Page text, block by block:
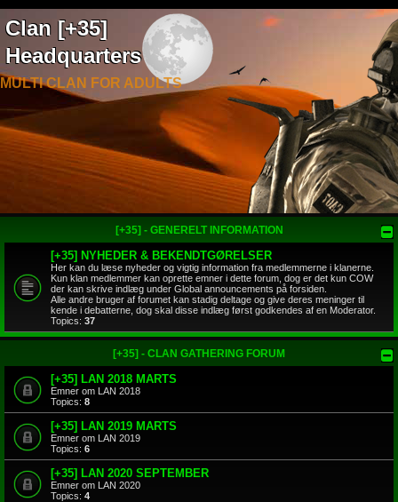
Clan [+35]
Headquarters
MULTI CLAN FOR ADULTS
[+35] - GENERELT INFORMATION
[+35] NYHEDER & BEKENDTGØRELSER
Her kan du læse nyheder og vigtig information fra medlemmerne i klanerne.
Kun klan medlemmer kan oprette emner i dette forum, dog er det kun COW
der kan skrive indlæg under Global announcements på forsiden.
Alle andre bruger af forumet kan stadig deltage og give deres meninger til
kende i debatterne, dog skal disse indlæg først godkendes af en Moderator.
Topics: 37
[+35] - CLAN GATHERING FORUM
[+35] LAN 2018 MARTS
Emner om LAN 2018
Topics: 8
[+35] LAN 2019 MARTS
Emner om LAN 2019
Topics: 6
[+35] LAN 2020 SEPTEMBER
Emner om LAN 2020
Topics: 4